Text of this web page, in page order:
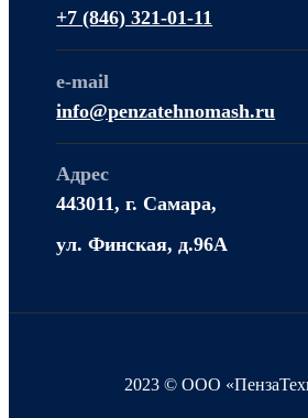
+7 (846) 321-01-11
e-mail
info@penzatehnomash.ru
Адрес
443011, г. Самара,
ул. Финская, д.96А
2023 © ООО